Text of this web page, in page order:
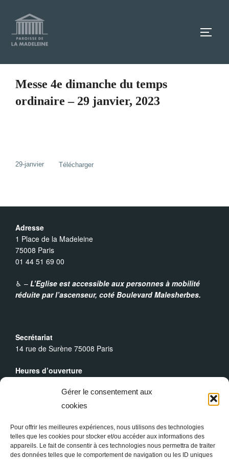
Gérer le consentement aux
cookies
Pour offrir les meilleures expériences, nous utilisons des technologies
telles que les cookies pour stocker et/ou accéder aux informations des
appareils. Le fait de consentir à ces technologies nous permettra de traiter
des données telles que le comportement de navigation ou les ID uniques
contenu
Messe 4e dimanche du temps
ordinaire – 29 janvier, 2023
29-janvier Télécharger
Adresse
1 Place de la Madeleine
75008 Paris
01 44 51 69 00
♿︎ – L’Eglise est accessible aux personnes à mobilité
réduite par l’ascenseur, coté Boulevard Malesherbes.
Secrétariat
14 rue de Surène 75008 Paris
Heures d’ouverture
Messes Dominicales
Dimanche, messe à10h30et18h